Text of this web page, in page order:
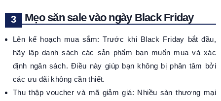
Mẹo săn sale vào ngày Black Friday
Lên kế hoạch mua sắm: Trước khi Black Friday bắt đầu,
hãy lập danh sách các sản phẩm bạn muốn mua và xác
định ngân sách. Điều này giúp bạn không bị phân tâm bởi
các ưu đãi không cần thiết.
Thu thập voucher và mã giảm giá: Nhiều sàn thương mại